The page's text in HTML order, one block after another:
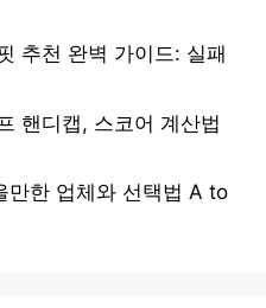
추천 완벽 가이드: 실패
핸디캡, 스코어 계산법
만한 업체와 선택법 A to